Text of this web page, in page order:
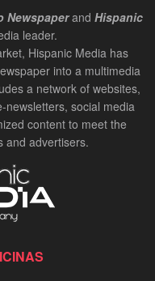
Newspaperand Hispanic
leader.
Hispanic Media has
into a multimedia
a network of websites,
newsletters, social media
content to meet the
and advertisers.